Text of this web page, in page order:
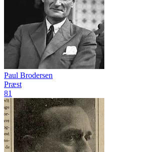
Paul Brodersen
Præst
81